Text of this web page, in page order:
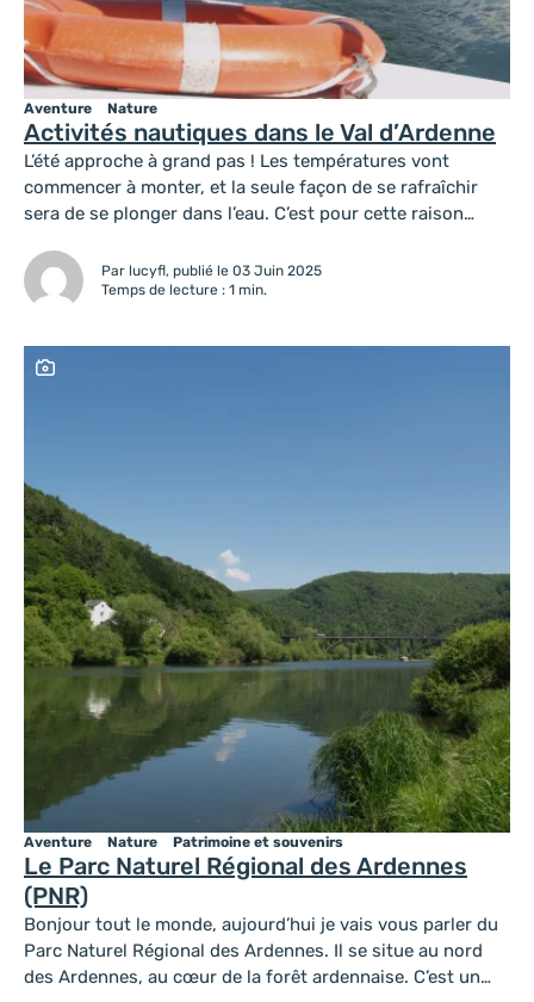
Activités nautiques dans le Val d’Ardenne
Aventure Nature
L’été approche à grand pas ! Les températures vont
commencer à monter, et la seule façon de se rafraîchir
sera de se plonger dans l’eau. C’est pour cette raison
activités nautiques de la pointe des Ardennes. À Givet À
Revin À Vireux-Wallerand On veut tout savoir...
Par lucyfl, publié le 03 Juin 2025
Temps de lecture : 1 min.
Le Parc Naturel Régional des Ardennes
(PNR)
Aventure Nature Patrimoine et souvenirs
Bonjour tout le monde, aujourd’hui je vais vous parler du
Parc Naturel Régional des Ardennes. Il se situe au nord
des Ardennes, au cœur de la forêt ardennaise. C’est un
Ce contenu contient une galerie photo